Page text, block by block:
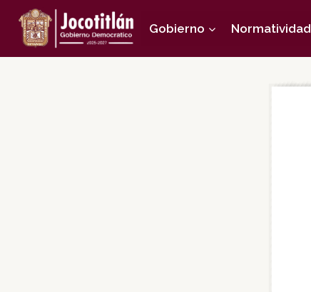
Saltar
Gobierno Normatividad